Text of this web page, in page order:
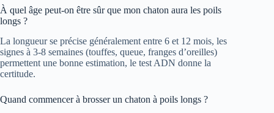
À quel âge peut-on être sûr que mon chaton aura les poils
longs ?
La longueur se précise généralement entre 6 et 12 mois, les
signes à 3-8 semaines (touffes, queue, franges d’oreilles)
permettent une bonne estimation, le test ADN donne la
certitude.
Quand commencer à brosser un chaton à poils longs ?